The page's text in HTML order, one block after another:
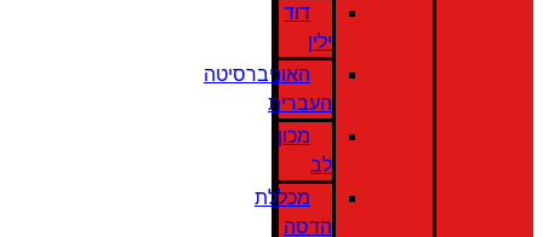
דוד
ילין
האוניברסיטה
העברית
מכון
לב
מכללת
הדסה